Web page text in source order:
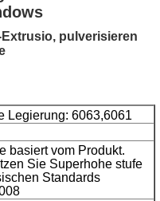
pulverisieren
Legierung: 6063,6061
basiert vom Produkt.
Sie Superhohe stufe
Standards